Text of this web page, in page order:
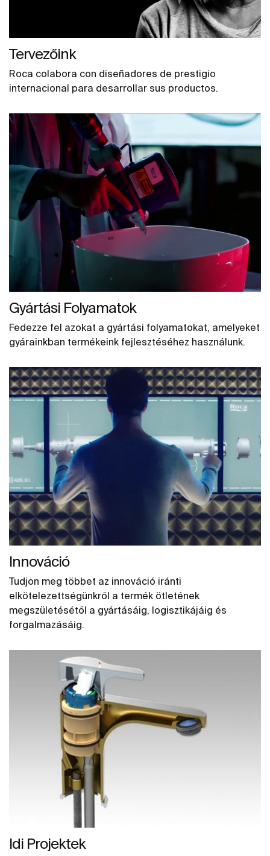
Tervezőink
Roca colabora con diseñadores de prestigio
internacional para desarrollar sus productos.
Gyártási Folyamatok
Fedezze fel azokat a gyártási folyamatokat, amelyeket
gyárainkban termékeink fejlesztéséhez használunk.
Innováció
Tudjon meg többet az innováció iránti
elkötelezettségünkről a termék ötletének
megszületésétől a gyártásáig, logisztikájáig és
forgalmazásáig.
Idi Projektek